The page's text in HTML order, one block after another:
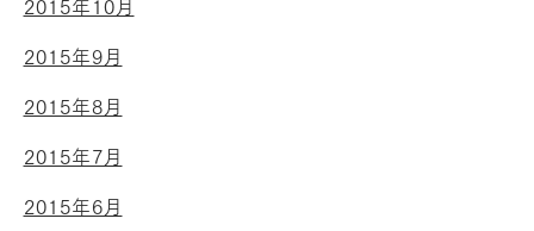
2015年10月
2015年9月
2015年8月
2015年7月
2015年6月